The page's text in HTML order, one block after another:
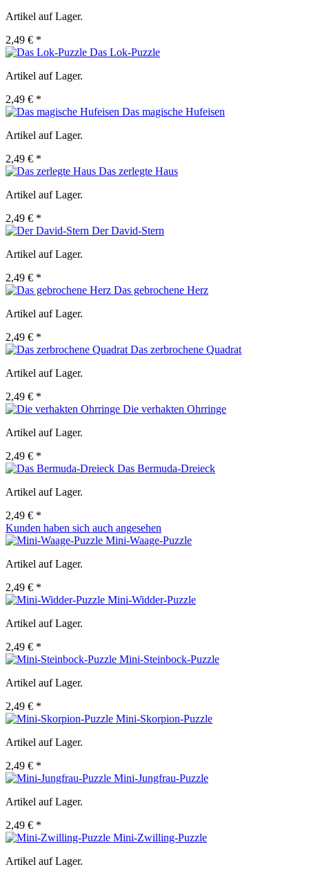
Artikel auf Lager.
2,49 € *
Das Lok-Puzzle
Artikel auf Lager.
2,49 € *
Das magische Hufeisen
Artikel auf Lager.
2,49 € *
Das zerlegte Haus
Artikel auf Lager.
2,49 € *
Der David-Stern
Artikel auf Lager.
2,49 € *
Das gebrochene Herz
Artikel auf Lager.
2,49 € *
Das zerbrochene Quadrat
Artikel auf Lager.
2,49 € *
Die verhakten Ohrringe
Artikel auf Lager.
2,49 € *
Das Bermuda-Dreieck
Artikel auf Lager.
2,49 € *
Kunden haben sich auch angesehen
Mini-Waage-Puzzle
Artikel auf Lager.
2,49 € *
Mini-Widder-Puzzle
Artikel auf Lager.
2,49 € *
Mini-Steinbock-Puzzle
Artikel auf Lager.
2,49 € *
Mini-Skorpion-Puzzle
Artikel auf Lager.
2,49 € *
Mini-Jungfrau-Puzzle
Artikel auf Lager.
2,49 € *
Mini-Zwilling-Puzzle
Artikel auf Lager.